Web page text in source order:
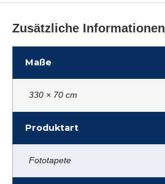
Zusätzliche Informationen
Maße
330 × 70 cm
Produktart
Fototapete